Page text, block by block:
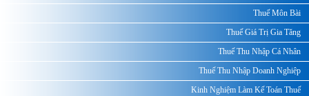
Thuế Môn Bài
Thuế Giá Trị Gia Tăng
Thuế Thu Nhập Cá Nhân
Thuế Thu Nhập Doanh Nghiệp
Kinh Nghiệm Làm Kế Toán Thuế